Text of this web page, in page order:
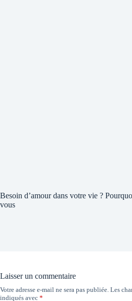
Besoin d’amour dans votre vie ?
vous
Laisser un commentaire
Votre adresse e-mail ne sera pas publiée. Les
indiqués avec *